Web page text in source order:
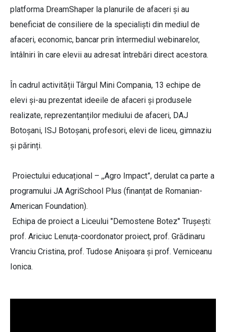
platforma DreamShaper la planurile de afaceri și au
beneficiat de consiliere de la specialiști din mediul de
afaceri, economic, bancar prin întermediul webinarelor,
întâlniri în care elevii au adresat întrebări direct acestora.
În cadrul activității Târgul Mini Compania, 13 echipe de
elevi și-au prezentat ideeile de afaceri și produsele
realizate, reprezentanților mediului de afaceri, DAJ
Botoșani, ISJ Botoșani, profesori, elevi de liceu, gimnaziu
și părinți.
Proiectului educațional – ,,Agro Impact”, derulat ca parte a
programului JA AgriSchool Plus (finanțat de Romanian-
American Foundation).
Echipa de proiect a Liceului "Demostene Botez" Trușești:
prof. Ariciuc Lenuța-coordonator proiect, prof. Grădinaru
Vranciu Cristina, prof. Tudose Anișoara și prof. Verniceanu
Ionica.